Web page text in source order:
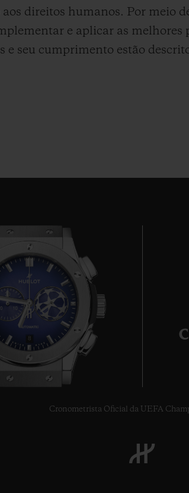
direitos humanos. Por meio
e aplicar as melhores
e seu cumprimento estão
8
Cronometrista Oficial da UEFA